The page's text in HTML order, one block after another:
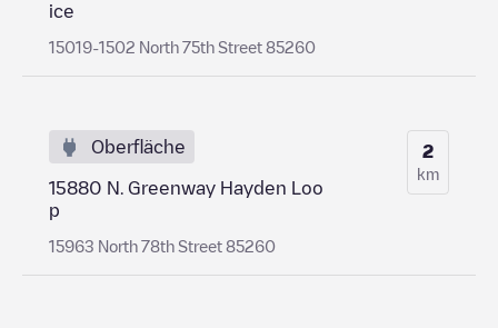
ice
15019-1502 North 75th Street 85260
Oberfläche
15880 N. Greenway Hayden Loo
p
15963 North 78th Street 85260
2
km